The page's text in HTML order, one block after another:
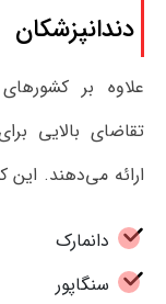
دندانپزشکان
علاوه بر
تقاضای بالایی
ارائه می‌دهند. این
دانمارک
سنگاپور